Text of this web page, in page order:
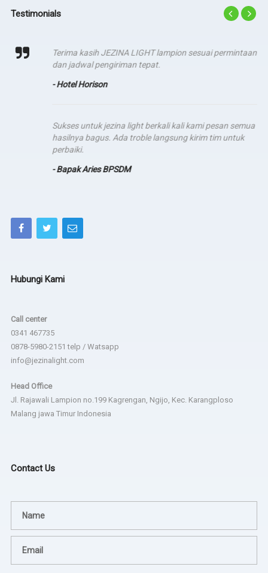
Testimonials
Terima kasih JEZINA LIGHT lampion sesuai permintaan
dan jadwal pengiriman tepat.
- Hotel Horison
Sukses untuk jezina light berkali kali kami pesan semua
hasilnya bagus. Ada troble langsung kirim tim untuk
perbaiki.
- Bapak Aries BPSDM
Hubungi Kami
Call center
0341 467735
0878-5980-2151 telp / Watsapp
info@jezinalight.com
Head Office
Jl. Rajawali Lampion no.199 Kagrengan, Ngijo, Kec. Karangploso
Malang jawa Timur Indonesia
Contact Us